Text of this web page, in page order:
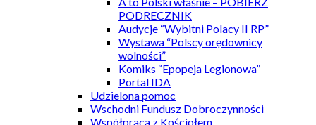
PODRECZNIK
Audycje “Wybitni Polacy II RP”
Wystawa “Polscy orędownicy
wolności”
Komiks “Epopeja Legionowa”
Portal IDA
Udzielona pomoc
Wschodni Fundusz Dobroczynności
Współpraca z Kościołem